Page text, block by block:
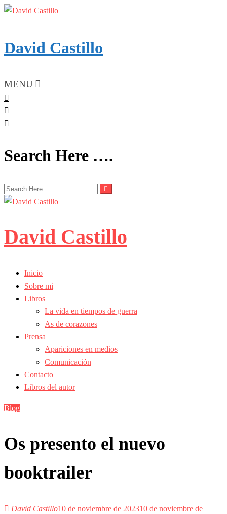
Skip
David Castillo
MENU
Search Here ….
David Castillo
Inicio
Sobre mi
Libros
La vida en tiempos de guerra
As de corazones
Prensa
Apariciones en medios
Comunicación
Contacto
Libros del autor
Blog
Os presento el nuevo
booktrailer
David Castillo10 de noviembre de 202310 de noviembre de